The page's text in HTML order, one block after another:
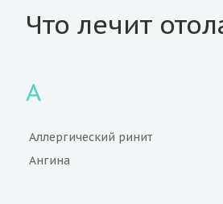
Что лечит
А
Аллергический ринит
Ангина